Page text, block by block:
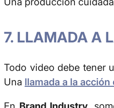
7. LLAMADA A
Todo video debe tener
Una llamada a la acción